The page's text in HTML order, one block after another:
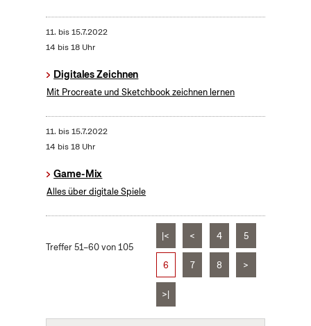
11. bis15.7.2022
14 bis 18 Uhr
Digitales Zeichnen
Mit Procreate und Sketchbook zeichnen lernen
11. bis15.7.2022
14 bis 18 Uhr
Game-Mix
Alles über digitale Spiele
Treffer 51–60 von 105
|< < 4 5
6 7 8 >
>|